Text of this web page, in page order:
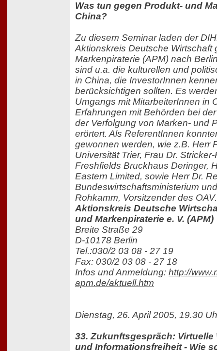
Was tun gegen Produkt- und
China?
Zu diesem Seminar laden der
Aktionskreis Deutsche Wirtschaft
Markenpiraterie (APM) nach
sind u.a. die kulturellen und
in China, die InvestorInnen
berücksichtigen sollten. Es
Umgangs mit MitarbeiterInnen in
Erfahrungen mit Behörden bei
der Verfolgung von Marken- und
erörtert. Als ReferentInnen
gewonnen werden, wie z.B. Herr
Universität Trier, Frau Dr.
Freshfields Bruckhaus Deringer,
Eastern Limited, sowie Herr Dr.
Bundeswirtschaftsministerium
Rohkamm, Vorsitzender des
Aktionskreis Deutsche
und Markenpiraterie e. V. (APM)
Breite Straße 29
D-10178 Berlin
Tel.:030/2 03 08 - 27 19
Fax: 030/2 03 08 - 27 18
Infos und Anmeldung: http://
apm.de/aktuell.htm
Dienstag, 26. April 2005, 19.30
33. Zukunftsgespräch:
und Informationsfreiheit - Wie